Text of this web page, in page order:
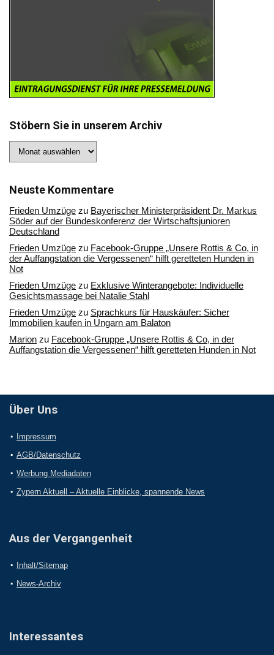
Stöbern Sie in unserem Archiv
Sie
Archiv
Neuste Kommentare
Frieden Umzüge zu Bayerischer Ministerpräsident Dr. Markus
Söder auf der Bundeskonferenz der Wirtschaftsjunioren
Deutschland
Frieden Umzüge zu Facebook-Gruppe „Unsere Rottis & Co, in
der Auffangstation die Vergessenen“ hilft geretteten Hunden in
Not
Frieden Umzüge zu Exklusive Winterangebote: Individuelle
Gesichtsmassage bei Natalie Stahl
Frieden Umzüge zu Sprachkurs für Hauskäufer: Sicher
Immobilien kaufen in Ungarn am Balaton
Marion zu Facebook-Gruppe „Unsere Rottis & Co, in der
Auffangstation die Vergessenen“ hilft geretteten Hunden in Not
Über Uns
Impressum
AGB/Datenschutz
Werbung Mediadaten
Zypern Aktuell – Aktuelle Einblicke, spannende News
Aus der Vergangenheit
Inhalt/Sitemap
News-Archiv
Interessantes